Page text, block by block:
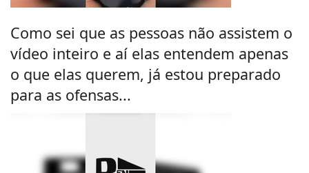
Como sei que as pessoas não assistem o
vídeo inteiro e aí elas entendem apenas
o que elas querem, já estou preparado
para as ofensas...